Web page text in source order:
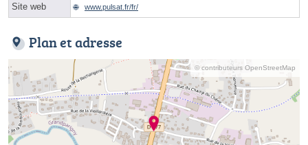
Site web www.pulsat.fr/fr/
Plan et adresse
© contributeurs OpenStreetMap